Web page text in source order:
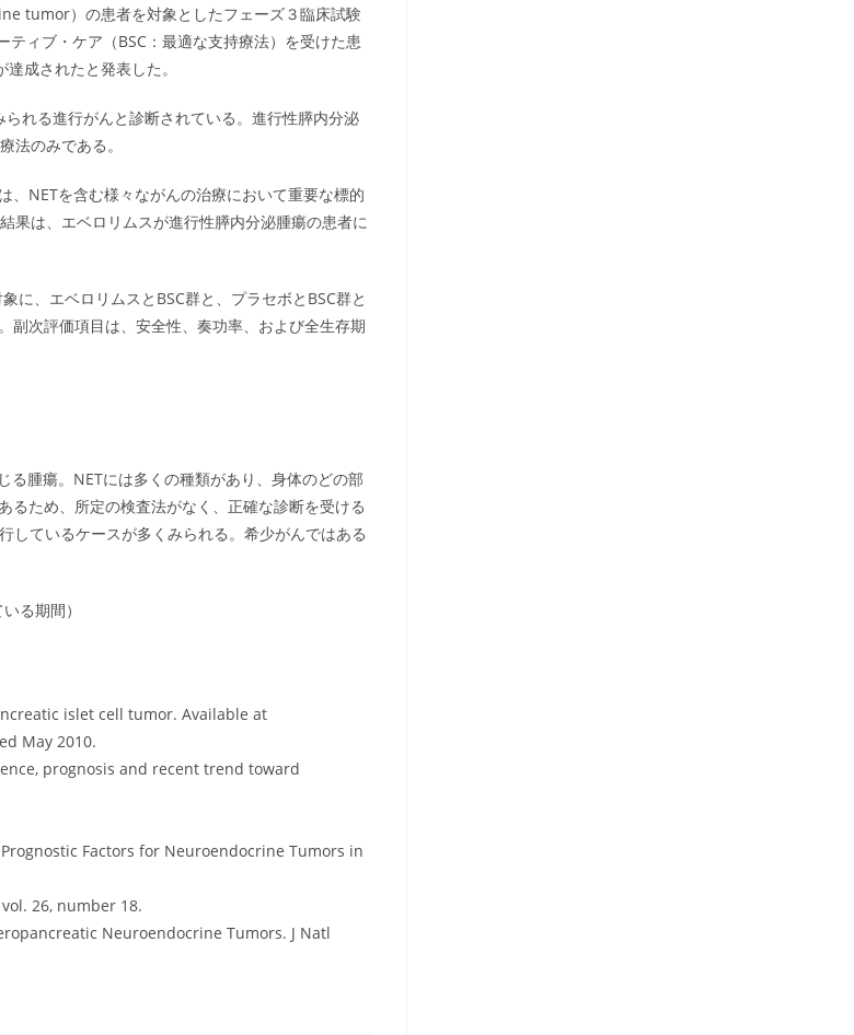
tumor）の患者を対象としたフェーズ３臨床試験
ィブ・ケア（BSC：最適な支持療法）を受けた患
成されたと発表した。
れる進行がんと診断されている。進行性膵内分泌
法のみである。
NETを含む様々ながんの治療において重要な標的
果は、エベロリムスが進行性膵内分泌腫瘍の患者に
に、エベロリムスとBSC群と、プラセボとBSC群と
副次評価項目は、安全性、奏功率、および全生存期
腫瘍。NETには多くの種類があり、身体のどの部
ため、所定の検査法がなく、正確な診断を受ける
しているケースが多くみられる。希少がんではある
る期間）
islet cell tumor. Available at
May 2010.
prognosis and recent trend toward
Factors for Neuroendocrine Tumors in
26, number 18.
Neuroendocrine Tumors. J Natl